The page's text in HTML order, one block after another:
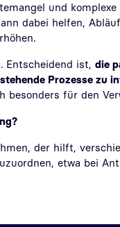
und
dabei helfen,
Entscheidend ist, die
Prozesse zu
besonders für den
der hilft,
etwa bei